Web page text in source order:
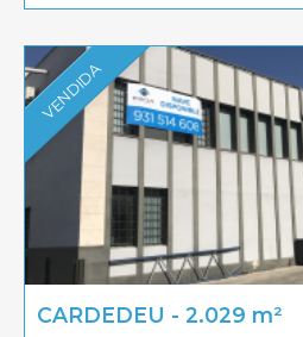
VENDIDA
CARDEDEU - 2.029 m²